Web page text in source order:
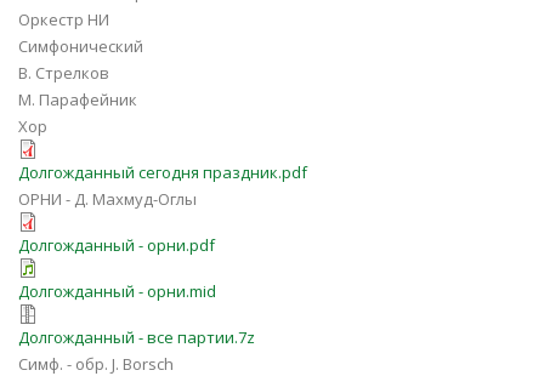
Оркестр НИ
Симфонический
В. Стрелков
М. Парафейник
Хор
Долгожданный сегодня праздник.pdf
ОРНИ - Д. Махмуд-Оглы
Долгожданный - орни.pdf
Долгожданный - орни.mid
Долгожданный - все партии.7z
Симф. - обр. J. Borsch